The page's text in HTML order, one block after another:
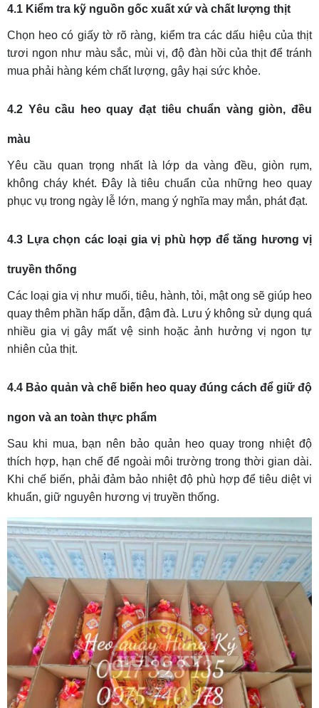
4.1 Kiểm tra kỹ nguồn gốc xuất xứ và chất lượng thịt
Chọn heo có giấy tờ rõ ràng, kiểm tra các dấu hiệu của thịt
tươi ngon như màu sắc, mùi vị, độ đàn hồi của thịt để tránh
mua phải hàng kém chất lượng, gây hại sức khỏe.
4.2 Yêu cầu heo quay đạt tiêu chuẩn vàng giòn, đều
màu
Yêu cầu quan trọng nhất là lớp da vàng đều, giòn rụm,
không cháy khét. Đây là tiêu chuẩn của những heo quay
phục vụ trong ngày lễ lớn, mang ý nghĩa may mắn, phát đạt.
4.3 Lựa chọn các loại gia vị phù hợp để tăng hương vị
truyền thống
Các loại gia vị như muối, tiêu, hành, tỏi, mật ong sẽ giúp heo
quay thêm phần hấp dẫn, đậm đà. Lưu ý không sử dụng quá
nhiều gia vị gây mất vệ sinh hoặc ảnh hưởng vị ngon tự
nhiên của thịt.
4.4 Bảo quản và chế biến heo quay đúng cách để giữ độ
ngon và an toàn thực phẩm
Sau khi mua, bạn nên bảo quản heo quay trong nhiệt độ
thích hợp, hạn chế để ngoài môi trường trong thời gian dài.
Khi chế biến, phải đảm bảo nhiệt độ phù hợp để tiêu diệt vi
khuẩn, giữ nguyên hương vị truyền thống.